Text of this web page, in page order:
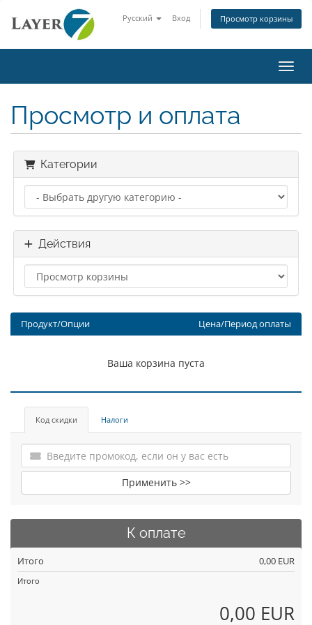
Русский Вход Просмотр корзины
Просмотр и оплата
Категории
Действия
Продукт/Опции Цена/Период оплаты
Ваша корзина пуста
Код скидки Налоги
Применить >>
К оплате
Итого 0,00 EUR
Итого
0,00 EUR